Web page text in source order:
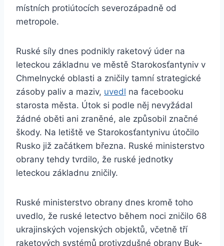
místních protiútocích severozápadně od
metropole.
Ruské síly dnes podnikly raketový úder na
leteckou základnu ve městě Starokosťantyniv v
Chmelnycké oblasti a zničily tamní strategické
zásoby paliv a maziv, uvedl na facebooku
starosta města. Útok si podle něj nevyžádal
žádné oběti ani zraněné, ale způsobil značné
škody. Na letiště ve Starokosťantynivu útočilo
Rusko již začátkem března. Ruské ministerstvo
obrany tehdy tvrdilo, že ruské jednotky
leteckou základnu zničily.
Ruské ministerstvo obrany dnes kromě toho
uvedlo, že ruské letectvo během noci zničilo 68
ukrajinských vojenských objektů, včetně tří
raketových systémů protivzdušné obrany Buk-